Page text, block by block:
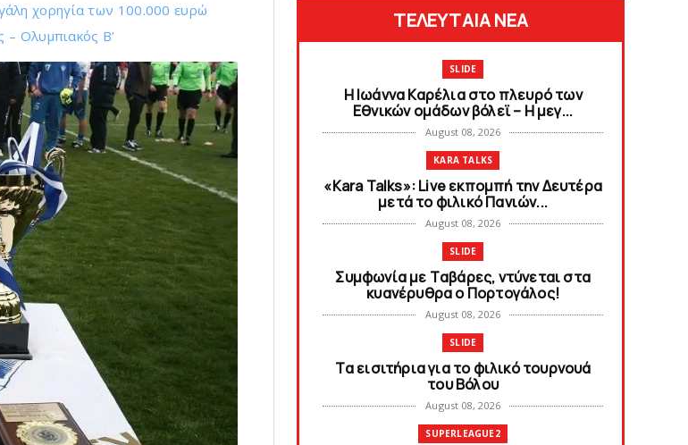
χορηγία των 100.000 ευρώ
– Ολυμπιακός Β’
ΤΕΛΕΥΤΑΙΑ ΝΕΑ
SLIDE
Η Ιωάννα Καρέλια στο πλευρό των
Εθνικών ομάδων βόλεϊ – H μεγ...
August 08, 2026
KARA TALKS
«Kara Talks»: Live εκπομπή την Δευτέρα
μετά το φιλικό Πανιών...
August 08, 2026
SLIDE
Συμφωνία με Tαβάρες, ντύνεται στα
κυανέρυθρα ο Πορτογάλος!
August 08, 2026
SLIDE
Tα εισιτήρια για το φιλικό τουρνουά
του Bόλου
August 08, 2026
SUPERLEAGUE2